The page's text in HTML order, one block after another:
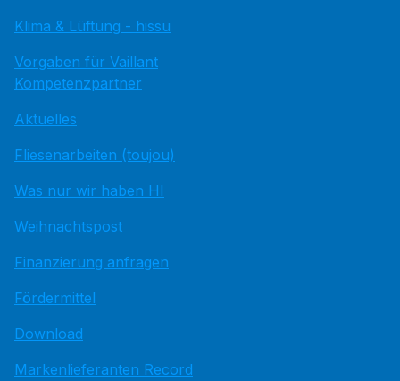
Klima & Lüftung - hissu
Vorgaben für Vaillant
Kompetenzpartner
Aktuelles
Fliesenarbeiten (toujou)
Was nur wir haben HI
Weihnachtspost
Finanzierung anfragen
Fördermittel
Download
Markenlieferanten Record